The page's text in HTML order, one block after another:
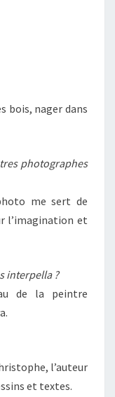
bois, nager dans
photographes
me sert de
l’imagination et
interpella ?
de la peintre
l’auteur
et textes.